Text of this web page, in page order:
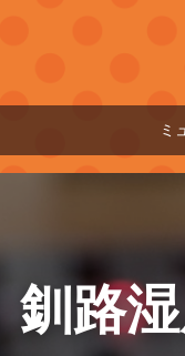
ミュージ
路湿